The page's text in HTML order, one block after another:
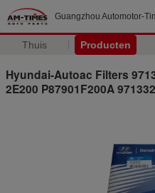
Guangzhou Automotor-
Thuis Producten
Hyundai-Autoac Filters
2E200 P87901F200A